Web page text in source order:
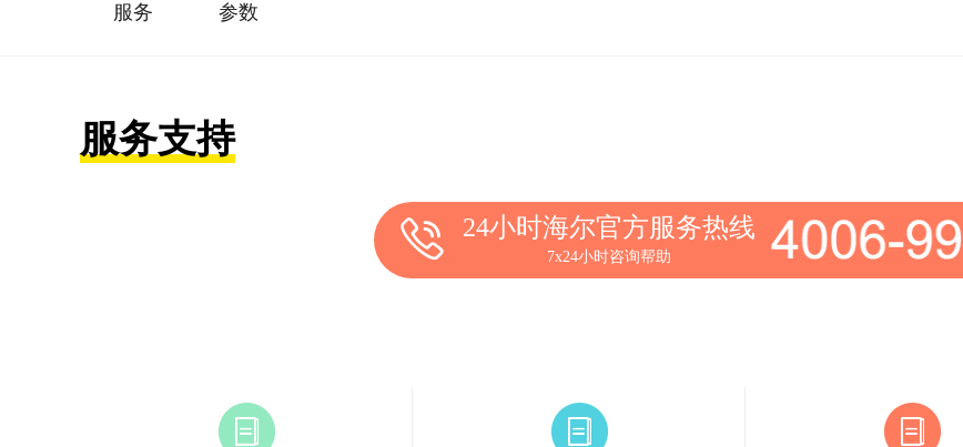
服务 参数
服务支持
24小时海尔官方服务热线
7x24小时咨询帮助